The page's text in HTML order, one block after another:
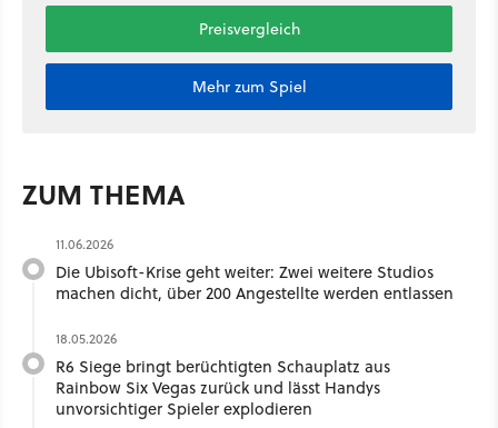
Preisvergleich
Mehr zum Spiel
ZUM THEMA
11.06.2026
Die Ubisoft-Krise geht weiter: Zwei weitere Studios
machen dicht, über 200 Angestellte werden entlassen
18.05.2026
R6 Siege bringt berüchtigten Schauplatz aus
Rainbow Six Vegas zurück und lässt Handys
unvorsichtiger Spieler explodieren